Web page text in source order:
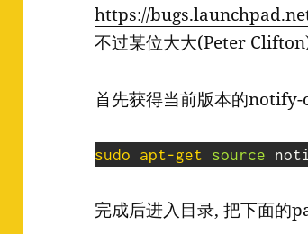
https://
不过某位大大(Peter
首先获得当前版本的notify-
sudo apt-get source
完成后进入目录, 把下面的